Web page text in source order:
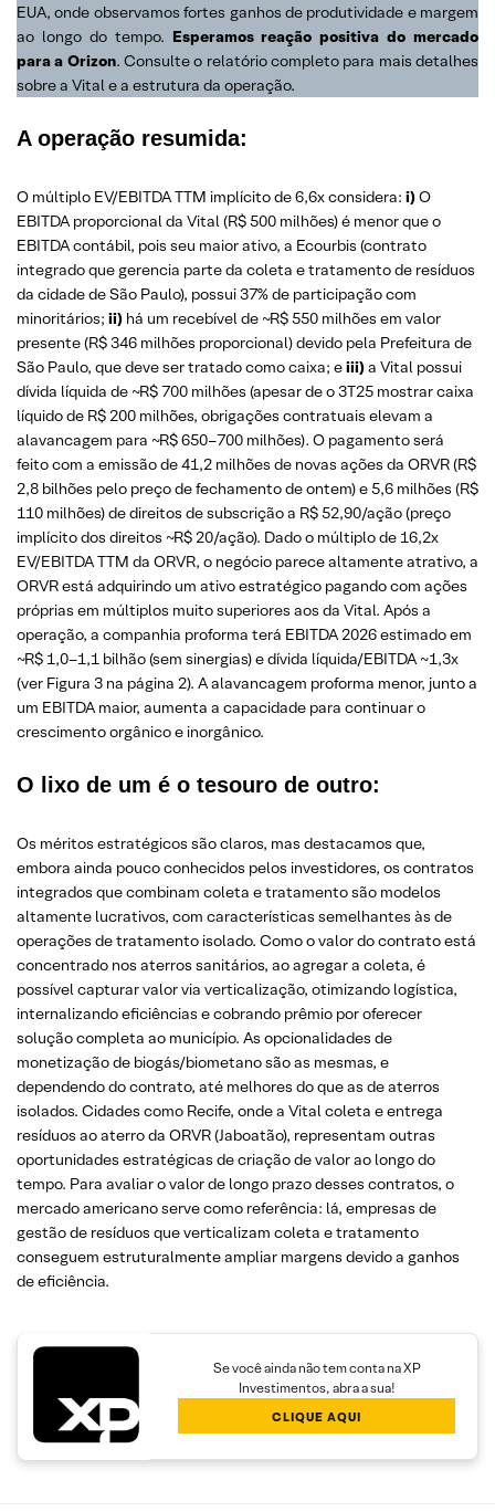
EUA, onde observamos fortes ganhos de produtividade e margem
ao longo do tempo. Esperamos reação positiva do mercado
para a Orizon. Consulte o relatório completo para mais detalhes
sobre a Vital e a estrutura da operação.
A operação resumida:
O múltiplo EV/EBITDA TTM implícito de 6,6x considera: i)O
EBITDA proporcional da Vital (R$ 500 milhões) é menor que o
EBITDA contábil, pois seu maior ativo, a Ecourbis (contrato
integrado que gerencia parte da coleta e tratamento de resíduos
da cidade de São Paulo), possui 37% de participação com
minoritários; ii) há um recebível de ~R$ 550 milhões em valor
presente (R$ 346 milhões proporcional) devido pela Prefeitura de
São Paulo, que deve ser tratado como caixa; eiii)a Vital possui
dívida líquida de ~R$ 700 milhões (apesar de o 3T25 mostrar caixa
líquido de R$ 200 milhões, obrigações contratuais elevam a
alavancagem para ~R$ 650–700 milhões). O pagamento será
feito com a emissão de 41,2 milhões de novas ações da ORVR (R$
2,8 bilhões pelo preço de fechamento de ontem) e 5,6 milhões (R$
110 milhões) de direitos de subscrição a R$ 52,90/ação (preço
implícito dos direitos ~R$ 20/ação). Dado o múltiplo de 16,2x
EV/EBITDA TTM da ORVR, o negócio parece altamente atrativo, a
ORVR está adquirindo um ativo estratégico pagando com ações
próprias em múltiplos muito superiores aos da Vital. Após a
operação, a companhia proforma terá EBITDA 2026 estimado em
~R$ 1,0–1,1 bilhão (sem sinergias) e dívida líquida/EBITDA ~1,3x
(ver Figura 3 na página 2). A alavancagem proforma menor, junto a
um EBITDA maior, aumenta a capacidade para continuar o
crescimento orgânico e inorgânico.
O lixo de um é o tesouro de outro:
Os méritos estratégicos são claros, mas destacamos que,
embora ainda pouco conhecidos pelos investidores, os contratos
integrados que combinam coleta e tratamento são modelos
altamente lucrativos, com características semelhantes às de
operações de tratamento isolado. Como o valor do contrato está
concentrado nos aterros sanitários, ao agregar a coleta, é
possível capturar valor via verticalização, otimizando logística,
internalizando eficiências e cobrando prêmio por oferecer
solução completa ao município. As opcionalidades de
monetização de biogás/biometano são as mesmas, e
dependendo do contrato, até melhores do que as de aterros
isolados. Cidades como Recife, onde a Vital coleta e entrega
resíduos ao aterro da ORVR (Jaboatão), representam outras
oportunidades estratégicas de criação de valor ao longo do
tempo. Para avaliar o valor de longo prazo desses contratos, o
mercado americano serve como referência: lá, empresas de
gestão de resíduos que verticalizam coleta e tratamento
conseguem estruturalmente ampliar margens devido a ganhos
de eficiência.
Se você ainda não tem conta na XP
Investimentos, abra a sua!
CLIQUE AQUI